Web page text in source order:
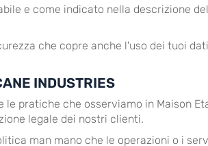
e come indicato nella descrizione
che copre anche l'uso dei tuoi
INDUSTRIES
che osserviamo in Maison
legale dei nostri clienti.
man mano che le operazioni o i